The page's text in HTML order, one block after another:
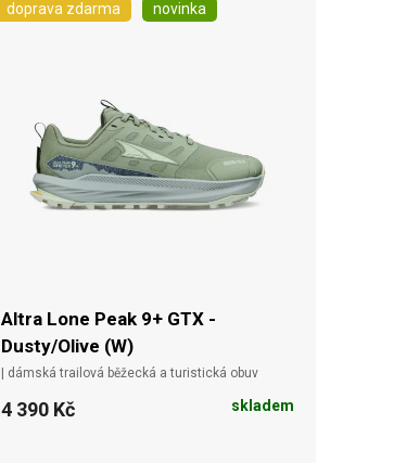
doprava zdarma novinka
Altra Lone Peak 9+ GTX -
Dusty/Olive (W)
| dámská trailová běžecká a turistická obuv
4 390 Kč skladem